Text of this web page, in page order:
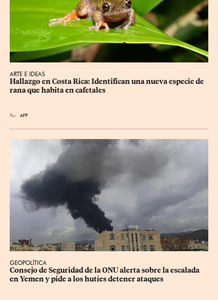
ARTE E IDEAS
Hallazgo en Costa Rica: Identifican una nueva especie de
rana que habita en cafetales
Por AFP
GEOPOLÍTICA
Consejo de Seguridad de la ONU alerta sobre la escalada
en Yemen y pide a los hutíes detener ataques